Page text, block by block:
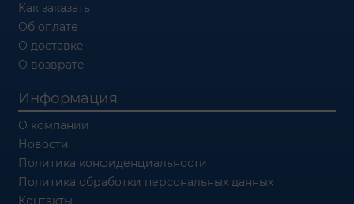
Как заказать
Об оплате
О доставке
О возврате
Информация
О компании
Новости
Политика конфиденциальности
Политика обработки персональных данных
Контакты